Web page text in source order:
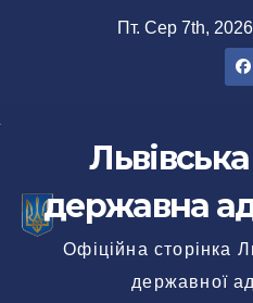
Пт. Сер 7th, 2026
державна
Офіційна сторінка
державної